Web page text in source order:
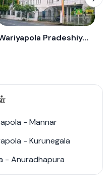
Wariyapola Pradeshiya Sabhawa
- Mannar
- Kurunegala
- Anuradhapura